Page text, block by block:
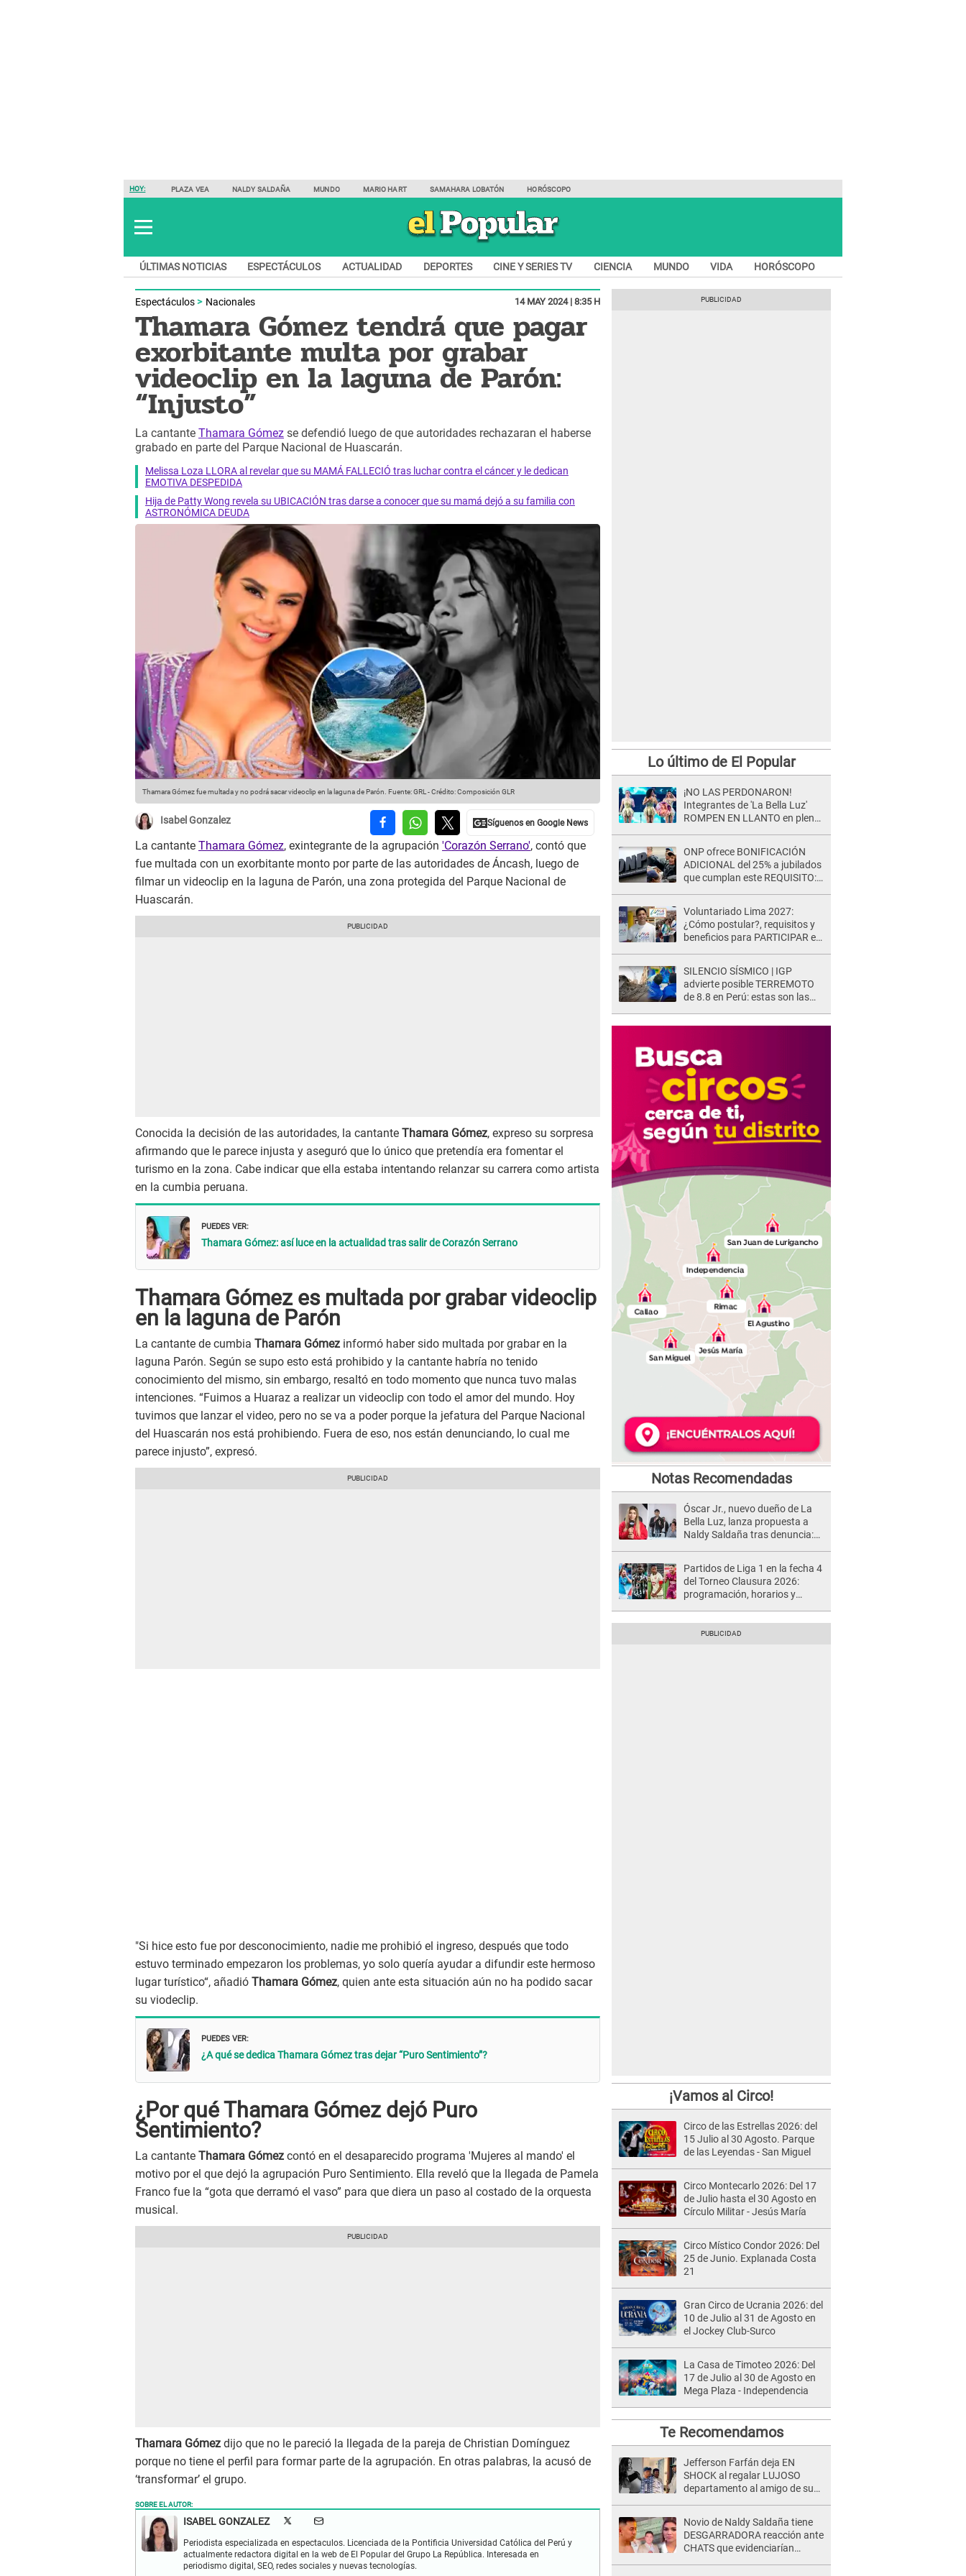
HOY: PLAZA VEA NALDY SALDAÑA MUNDO MARIO HART SAMAHARA LOBATÓN HORÓSCOPO
ÚLTIMAS NOTICIAS ESPECTÁCULOS ACTUALIDAD DEPORTES CINE Y SERIES TV CIENCIA MUNDO VIDA HORÓSCOPO
Espectáculos Nacionales 14 MAY 2024 | 8:35 H
Thamara Gómez tendrá que pagar
exorbitante multa por grabar
videoclip en la laguna de Parón:
“Injusto”
La cantante Thamara Gómez se defendió luego de que autoridades rechazaran el haberse
grabado en parte del Parque Nacional de Huascarán.
Melissa Loza LLORA al revelar que su MAMÁ FALLECIÓ tras luchar contra el cáncer y le dedican
EMOTIVA DESPEDIDA
Hija de Patty Wong revela su UBICACIÓN tras darse a conocer que su mamá dejó a su familia con
ASTRONÓMICA DEUDA
Thamara Gómez fue multada y no podrá sacar videoclip en la laguna de Parón. Fuente: GRL-Crédito: Composición GLR
Isabel Gonzalez
La cantante Thamara Gómez, exintegrante de la agrupación 'Corazón Serrano', contó que
fue multada con un exorbitante monto por parte de las autoridades de Áncash, luego de
filmar un videoclip en la laguna de Parón, una zona protegida del Parque Nacional de
Huascarán.
Conocida la decisión de las autoridades, la cantante Thamara Gómez, expreso su sorpresa
afirmando que le parece injusta y aseguró que lo único que pretendía era fomentar el
turismo en la zona. Cabe indicar que ella estaba intentando relanzar su carrera como artista
en la cumbia peruana.
PUEDES VER:
Thamara Gómez: así luce en la actualidad tras salir de Corazón Serrano
Thamara Gómez es multada por grabar videoclip
en la laguna de Parón
La cantante de cumbia Thamara Gómez informó haber sido multada por grabar en la
laguna Parón. Según se supo esto está prohibido y la cantante habría no tenido
conocimiento del mismo, sin embargo, resaltó en todo momento que nunca tuvo malas
intenciones. “Fuimos a Huaraz a realizar un videoclip con todo el amor del mundo. Hoy
tuvimos que lanzar el video, pero no se va a poder porque la jefatura del Parque Nacional
del Huascarán nos está prohibiendo. Fuera de eso, nos están denunciando, lo cual me
parece injusto”, expresó.
"Si hice esto fue por desconocimiento, nadie me prohibió el ingreso, después que todo
estuvo terminado empezaron los problemas, yo solo quería ayudar a difundir este hermoso
lugar turístico“, añadió Thamara Gómez, quien ante esta situación aún no ha podido sacar
su viodeclip.
PUEDES VER:
¿A qué se dedica Thamara Gómez tras dejar “Puro Sentimiento”?
¿Por qué Thamara Gómez dejó Puro
Sentimiento?
La cantante Thamara Gómez contó en el desaparecido programa 'Mujeres al mando' el
motivo por el que dejó la agrupación Puro Sentimiento. Ella reveló que la llegada de Pamela
Franco fue la “gota que derramó el vaso” para que diera un paso al costado de la orquesta
musical.
Thamara Gómez dijo que no le pareció la llegada de la pareja de Christian Domínguez
porque no tiene el perfil para formar parte de la agrupación. En otras palabras, la acusó de
‘transformar’ el grupo.
SOBRE EL AUTOR:
ISABEL GONZALEZ
Periodista especializada en espectaculos. Licenciada de la Pontificia Universidad Católica del Perú y
actualmente redactora digital en la web de El Popular del Grupo La República. Interesada en
periodismo digital, SEO, redes sociales y nuevas tecnologías.
Lo último de El Popular
¡NO LAS PERDONARON!
Integrantes de 'La Bella Luz'
ROMPEN EN LLANTO en pleno
ONP ofrece BONIFICACIÓN
ADICIONAL del 25% a jubilados
que cumplan este REQUISITO:
Voluntariado Lima 2027:
¿Cómo postular?, requisitos y
beneficios para PARTICIPAR en
SILENCIO SÍSMICO | IGP
advierte posible TERREMOTO
de 8.8 en Perú: estas son las
Notas Recomendadas
Óscar Jr., nuevo dueño de La
Bella Luz, lanza propuesta a
Naldy Saldaña tras denuncia:
Partidos de Liga 1 en la fecha 4
del Torneo Clausura 2026:
programación, horarios y
¡Vamos al Circo!
Circo de las Estrellas 2026: del
15 Julio al 30 Agosto. Parque
de las Leyendas - San Miguel
Circo Montecarlo 2026: Del 17
de Julio hasta el 30 Agosto en
Círculo Militar - Jesús María
Circo Místico Condor 2026: Del
25 de Junio. Explanada Costa
21
Gran Circo de Ucrania 2026: del
10 de Julio al 31 de Agosto en
el Jockey Club-Surco
La Casa de Timoteo 2026: Del
17 de Julio al 30 de Agosto en
Mega Plaza - Independencia
Te Recomendamos
Jefferson Farfán deja EN
SHOCK al regalar LUJOSO
departamento al amigo de su
Novio de Naldy Saldaña tiene
DESGARRADORA reacción ante
CHATS que evidenciarían